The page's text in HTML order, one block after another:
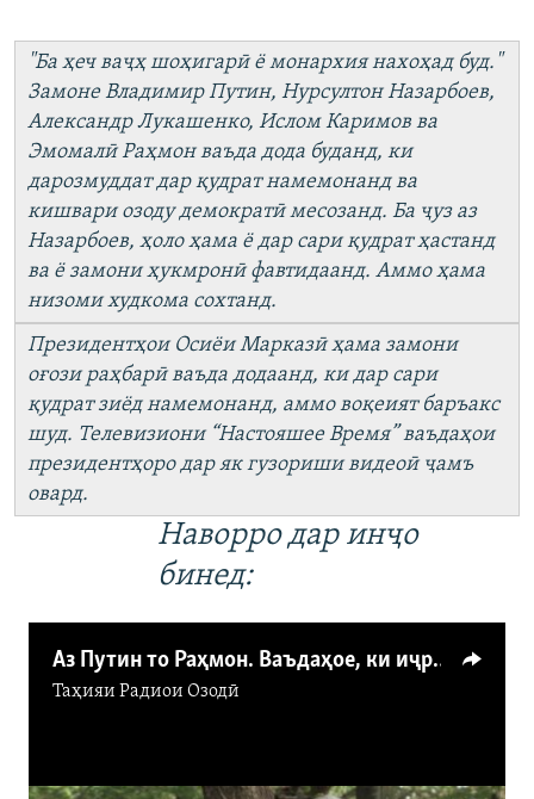
"Ба ҳеч ваҷҳ шоҳигарӣ ё монархия нахоҳад буд."
Замоне Владимир Путин, Нурсултон Назарбоев,
Александр Лукашенко, Ислом Каримов ва
Эмомалӣ Раҳмон ваъда дода буданд, ки
дарозмуддат дар қудрат намемонанд ва
кишвари озоду демократӣ месозанд. Ба ҷуз аз
Назарбоев, ҳоло ҳама ё дар сари қудрат ҳастанд
ва ё замони ҳукмронӣ фавтидаанд. Аммо ҳама
низоми худкома сохтанд.
Президентҳои Осиёи Марказӣ ҳама замони
оғози раҳбарӣ ваъда додаанд, ки дар сари
қудрат зиёд намемонанд, аммо воқеият баръакс
шуд. Телевизиони “Настояшее Время” ваъдаҳои
президентҳоро дар як гузориши видеоӣ ҷамъ
овард.
Наворро дар инҷо
бинед:
Аз Путин то Раҳмон. Ваъдаҳое, ки иҷро нашуданд
Таҳияи Радиои Озодӣ